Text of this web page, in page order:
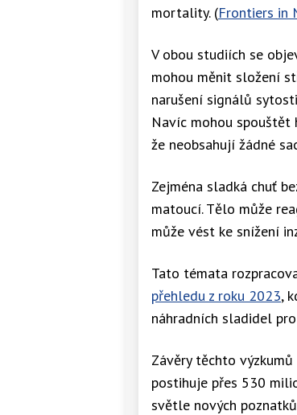
mortality. (Frontiers in
V obou studiích se
mohou měnit složení
narušení signálů
Navíc mohou spouštět
že neobsahují žádné
Zejména sladká chuť
matoucí. Tělo může
může vést ke snížení
Tato témata
přehledu z roku 2023,
náhradních sladidel
Závěry těchto
postihuje přes 530
světle nových